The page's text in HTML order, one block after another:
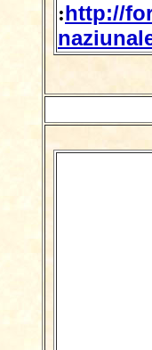
:http://